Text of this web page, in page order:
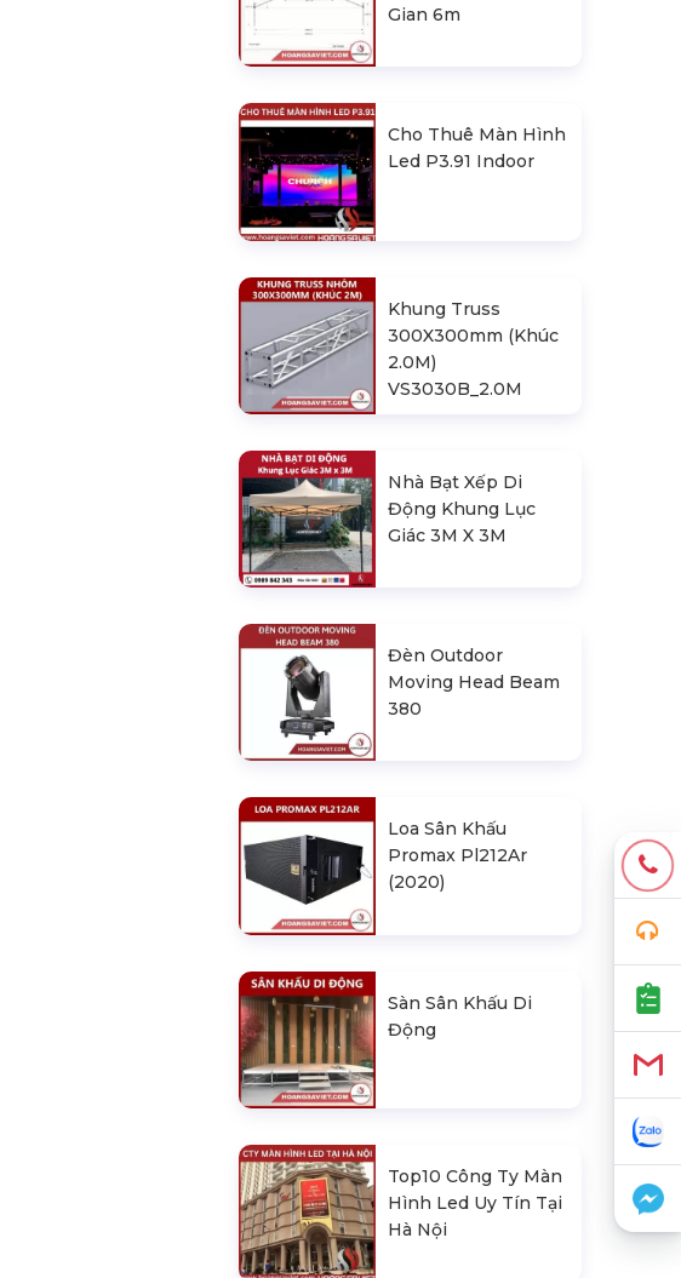
Gian 6m
Cho Thuê Màn Hình
Led P3.91 Indoor
Khung Truss
300X300mm (Khúc
2.0M)
VS3030B_2.0M
Nhà Bạt Xếp Di
Động Khung Lục
Giác 3M X 3M
Đèn Outdoor
Moving Head Beam
380
Loa Sân Khấu
Promax Pl212Ar
(2020)
Sàn Sân Khấu Di
Động
Top10 Công Ty Màn
Hình Led Uy Tín Tại
Hà Nội